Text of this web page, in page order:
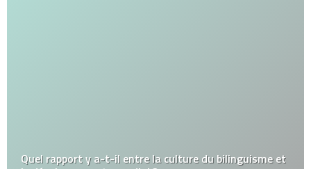
Quel rapport y a-t-il entre la culture du bilinguisme et